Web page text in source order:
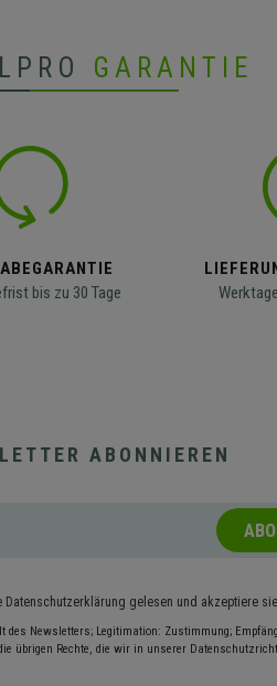
GARANTIE
bis zu 30 Tage
ABONNIEREN
Datenschutzerklärung gelesen und akzeptiere sie
Newsletters; Legitimation: Zustimmung;
übrigen Rechte, die wir in unserer